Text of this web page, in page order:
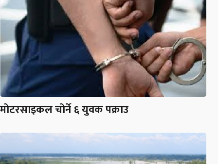
मोटरसाइकल चोर्ने ६ युवक पक्राउ